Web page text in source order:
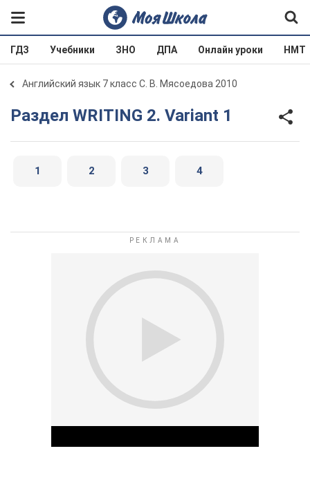
ГДЗ Учебники ЗНО ДПА Онлайн уроки НМТ
Английский язык 7 класс С. В. Мясоедова 2010
Раздел WRITING 2. Variant 1
1 2 3 4